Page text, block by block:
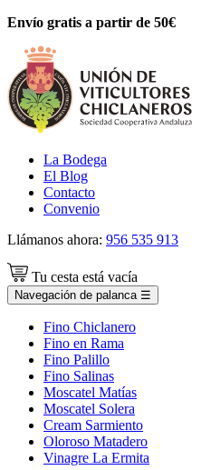
Envío gratis a partir de 50€
La Bodega
El Blog
Contacto
Convenio
Llámanos ahora: 956 535 913
Tu cesta está vacía
Navegación de palanca ☰
Fino Chiclanero
Fino en Rama
Fino Palillo
Fino Salinas
Moscatel Matías
Moscatel Solera
Cream Sarmiento
Oloroso Matadero
Vinagre La Ermita